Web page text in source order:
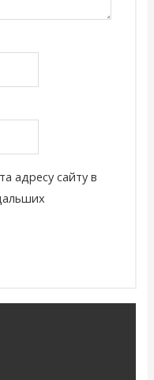
адресу сайту в